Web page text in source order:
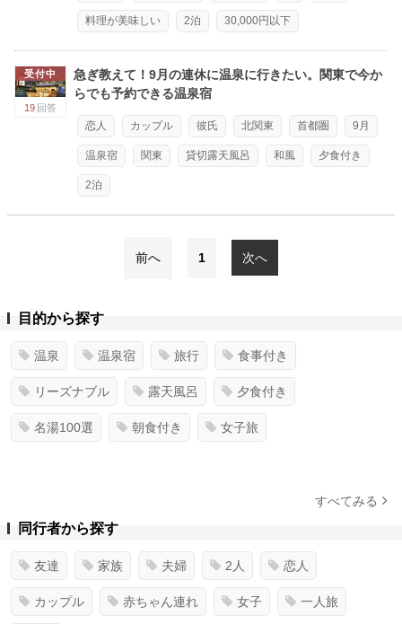
料理が美味しい 2泊 30,000円以下
受付中
19 回答
急ぎ教えて！9月の連休に温泉に行きたい。関東で今か
らでも予約できる温泉宿
恋人 カップル 彼氏 北関東 首都圏 9月
温泉宿 関東 貸切露天風呂 和風 夕食付き
2泊
前へ 1 次へ
目的から探す
温泉 温泉宿 旅行 食事付き
リーズナブル 露天風呂 夕食付き
名湯100選 朝食付き 女子旅
すべてみる
同行者から探す
友達 家族 夫婦 2人 恋人
カップル 赤ちゃん連れ 女子 一人旅